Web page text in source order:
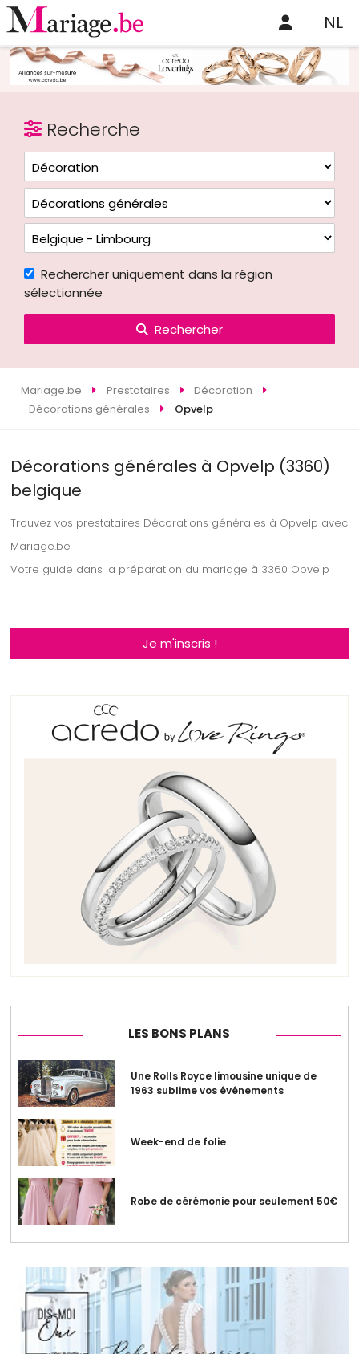
NL
Recherche
Rechercher uniquement dans la région
sélectionnée
Rechercher
Mariage.be Prestataires
Décoration
Décorations générales
Opvelp
Décorations générales à Opvelp (3360)
belgique
Trouvez vos prestataires Décorations générales à Opvelp avec
Mariage.be
Votre guide dans la préparation du mariage à 3360 Opvelp
Je m'inscris !
LES BONS PLANS
Une Rolls Royce limousine unique de
1963 sublime vos événements
Week-end de folie
Robe de cérémonie pour seulement 50€